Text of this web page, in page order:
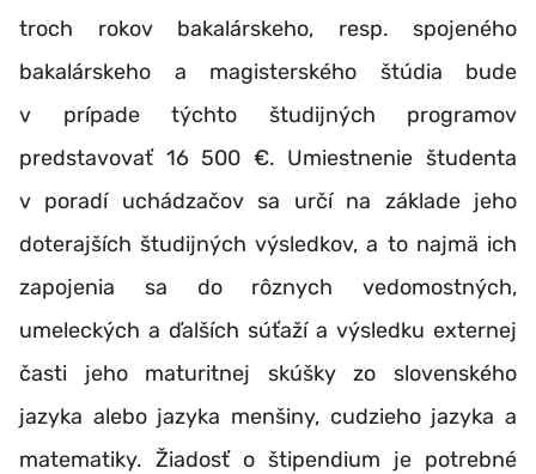
troch rokov bakalárskeho, resp. spojeného
bakalárskeho a magisterského štúdia bude
v prípade týchto študijných programov
predstavovať 16 500 €. Umiestnenie študenta
v poradí uchádzačov sa určí na základe jeho
doterajších študijných výsledkov, a to najmä ich
zapojenia sa do rôznych vedomostných,
umeleckých a ďalších súťaží a výsledku externej
časti jeho maturitnej skúšky zo slovenského
jazyka alebo jazyka menšiny, cudzieho jazyka a
matematiky. Žiadosť o štipendium je potrebné